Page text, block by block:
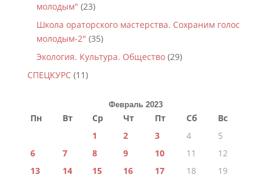
молодым" (23)
Школа ораторского мастерства. Сохраним голос
молодым-2" (35)
Экология. Культура. Общество(29)
СПЕЦКУРС(11)
Февраль 2023
Пн Вт Ср Чт Пт Сб
Вс
1
2 3 4
5
6
7 8 9 10 11
12
13
14 15 16 17 18
19